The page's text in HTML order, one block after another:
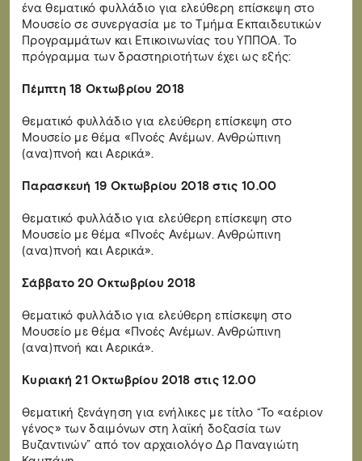
ένα θεματικό φυλλάδιο για ελεύθερη επίσκεψη στο
Μουσείο σε συνεργασία με το Τμήμα Εκπαιδευτικών
Προγραμμάτων και Επικοινωνίας του ΥΠΠΟΑ. Το
πρόγραμμα των δραστηριοτήτων έχει ως εξής:
Πέμπτη 18 Οκτωβρίου 2018
Θεματικό φυλλάδιο για ελεύθερη επίσκεψη στο
Μουσείο με θέμα «Πνοές Ανέμων. Ανθρώπινη
(ανα)πνοή και Αερικά».
Παρασκευή 19 Οκτωβρίου 2018 στις 10.00
Θεματικό φυλλάδιο για ελεύθερη επίσκεψη στο
Μουσείο με θέμα «Πνοές Ανέμων. Ανθρώπινη
(ανα)πνοή και Αερικά».
Σάββατο 20 Οκτωβρίου 2018
Θεματικό φυλλάδιο για ελεύθερη επίσκεψη στο
Μουσείο με θέμα «Πνοές Ανέμων. Ανθρώπινη
(ανα)πνοή και Αερικά».
Κυριακή 21 Οκτωβρίου 2018 στις 12.00
Θεματική ξενάγηση για ενήλικες με τίτλο “Το «αέριον
γένος» των δαιμόνων στη λαϊκή δοξασία των
Βυζαντινών” από τον αρχαιολόγο Δρ Παναγιώτη